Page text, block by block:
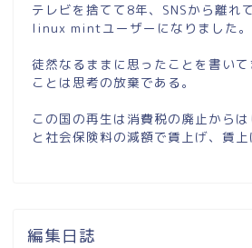
テレビを捨てて8年、SNSから離れ
linux mintユーザーになりました。
徒然なるままに思ったことを書い
ことは思考の放棄である。
この国の再生は消費税の廃止から
と社会保険料の減額で賃上げ、賃上
編集日誌